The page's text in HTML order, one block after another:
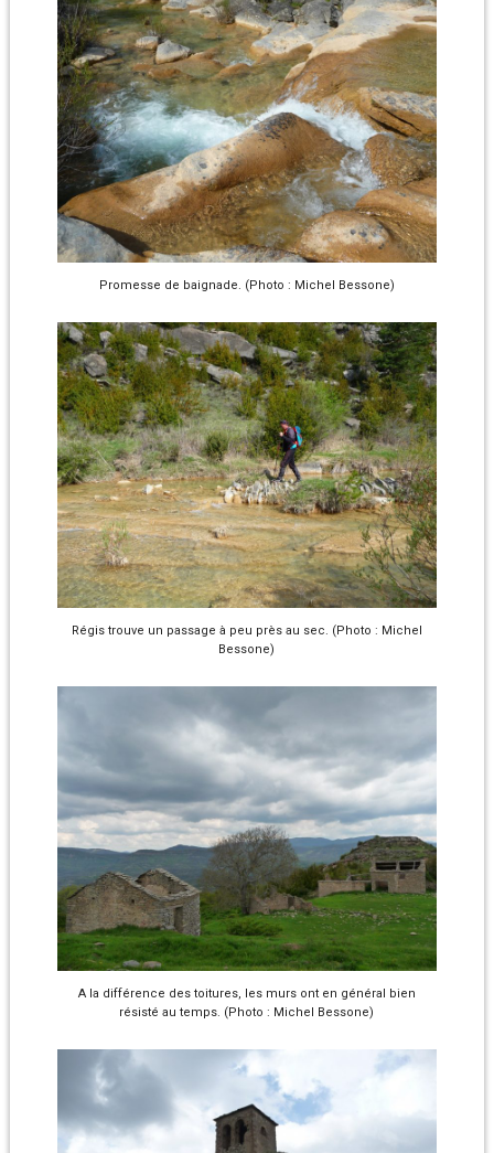
Promesse de baignade. (Photo : Michel Bessone)
Régis trouve un passage à peu près au sec. (Photo : Michel
Bessone)
A la différence des toitures, les murs ont en général bien
résisté au temps. (Photo : Michel Bessone)